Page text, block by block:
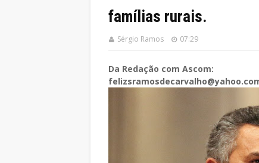
famílias rurais.
Sérgio Ramos 07:29
Da Redação com Ascom: